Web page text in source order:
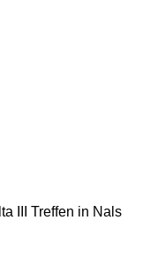
III Treffen in Nals